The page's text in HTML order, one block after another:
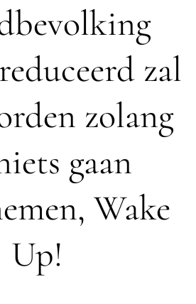
zal
zolang
gaan
Wake
Up!